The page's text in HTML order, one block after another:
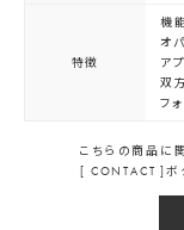
特徴
機
オ
ア
双
フ
こちらの商品に
[ CONTACT ]ボ